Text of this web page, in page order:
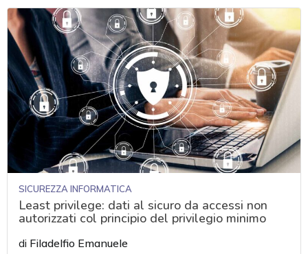
SICUREZZA INFORMATICA
Least privilege: dati al sicuro da accessi non
autorizzati col principio del privilegio minimo
di Filadelfio Emanuele